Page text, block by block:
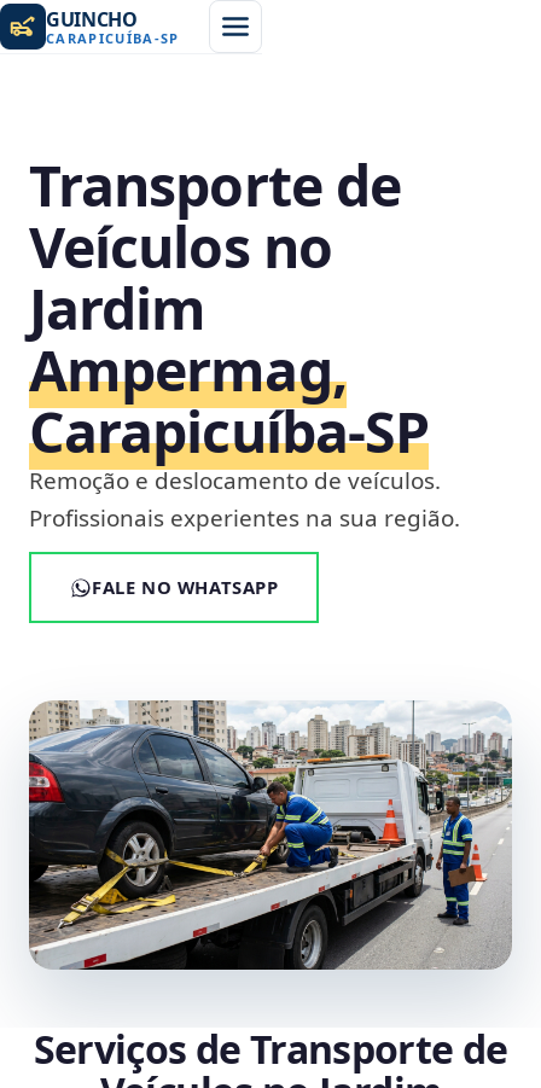
GUINCHO
CARAPICUÍBA -SP
Transporte de
Veículos no
Jardim
Ampermag,
Carapicuíba‑SP
Remoção e deslocamento de veículos.
Profissionais experientes na sua região.
FALE NO WHATSAPP
Serviços de Transporte de